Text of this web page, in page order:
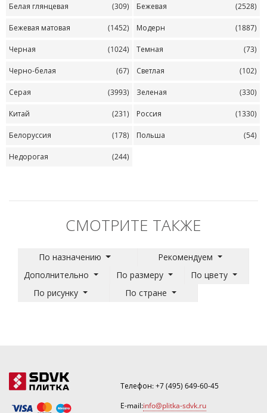
Белая глянцевая (309) Бежевая (2528)
Бежевая матовая (1452) Модерн (1887)
Черная (1024) Темная (73)
Черно-белая (67) Светлая (102)
Серая (3993) Зеленая (330)
Китай (231) Россия (1330)
Белоруссия (178) Польша (54)
Недорогая (244)
СМОТРИТЕ ТАКЖЕ
По назначению
Рекомендуем
Дополнительно
По размеру
По цвету
По рисунку
По стране
Телефон:+7 (495) 649-60-45
E-mail:info@plitka-sdvk.ru